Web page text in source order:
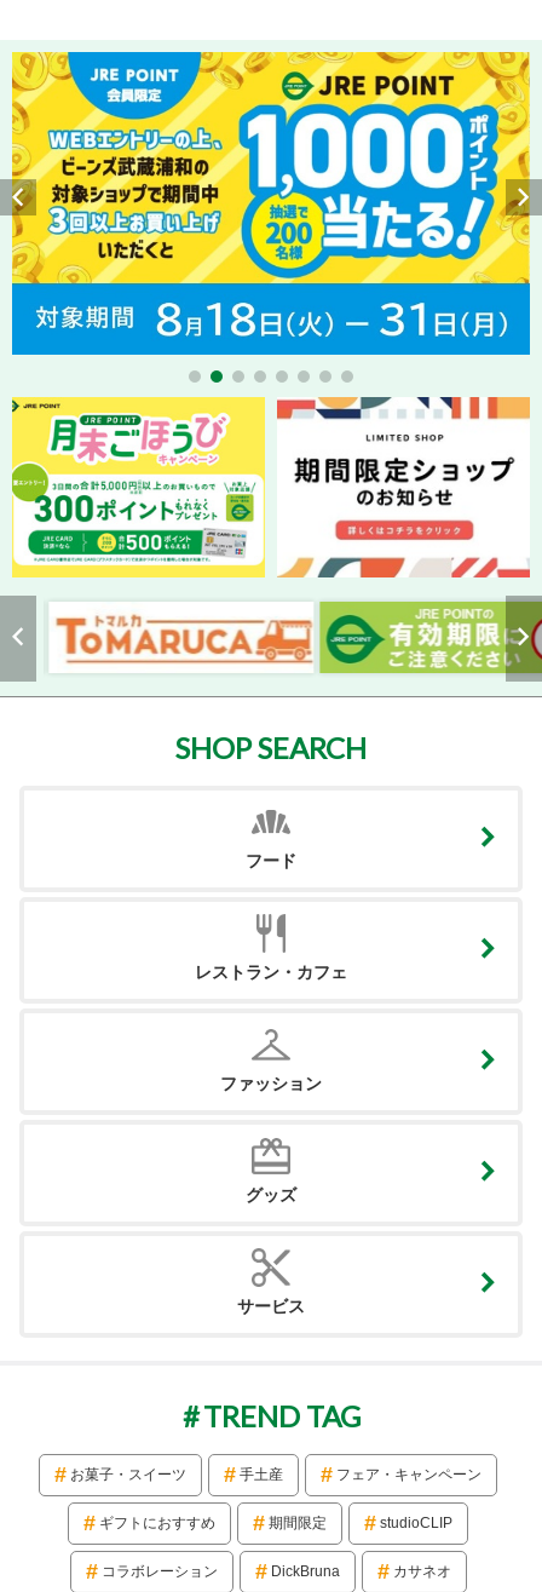
SHOP SEARCH
フード
レストラン・カフェ
ファッション
グッズ
サービス
TREND TAG
お菓子・スイーツ 手土産 フェア・キャンペーン
ギフトにおすすめ 期間限定 studioCLIP
コラボレーション DickBruna カサネオ